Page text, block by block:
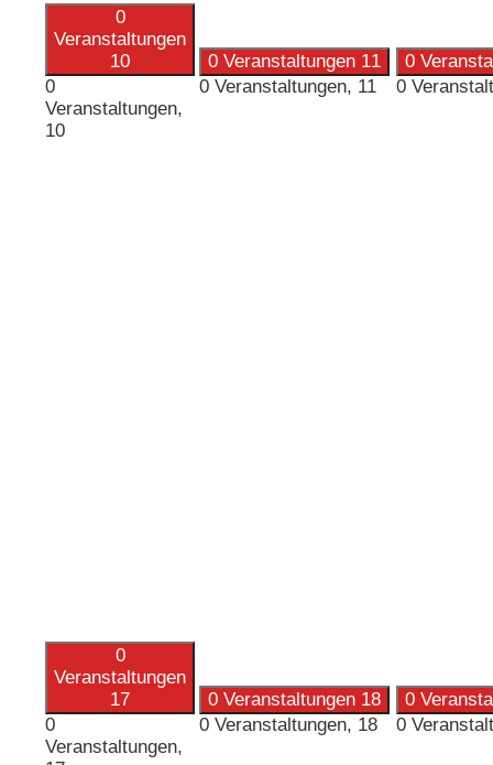
0
Veranstaltungen
10
0
Veranstaltungen,
10
0 Veranstaltungen 11
0 Veranstaltungen, 11
0
0
0
Veranstaltungen
17
0
Veranstaltungen,
0 Veranstaltungen 18
0 Veranstaltungen, 18
0
0